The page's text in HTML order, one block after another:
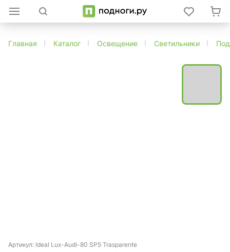
Главная Каталог Освещение Светильники
Артикул: Ideal Lux-Audi-80 SP5 Trasparente